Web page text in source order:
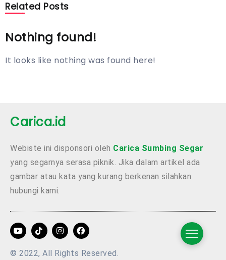
Related Posts
Nothing found!
It looks like nothing was found here!
Carica.id
Webiste ini disponsori oleh Carica Sumbing Segar
yang segarnya serasa piknik. Jika dalam artikel ada
gambar atau kata yang kurang berkenan silahkan
hubungi kami.
© 2022, All Rights Reserved.